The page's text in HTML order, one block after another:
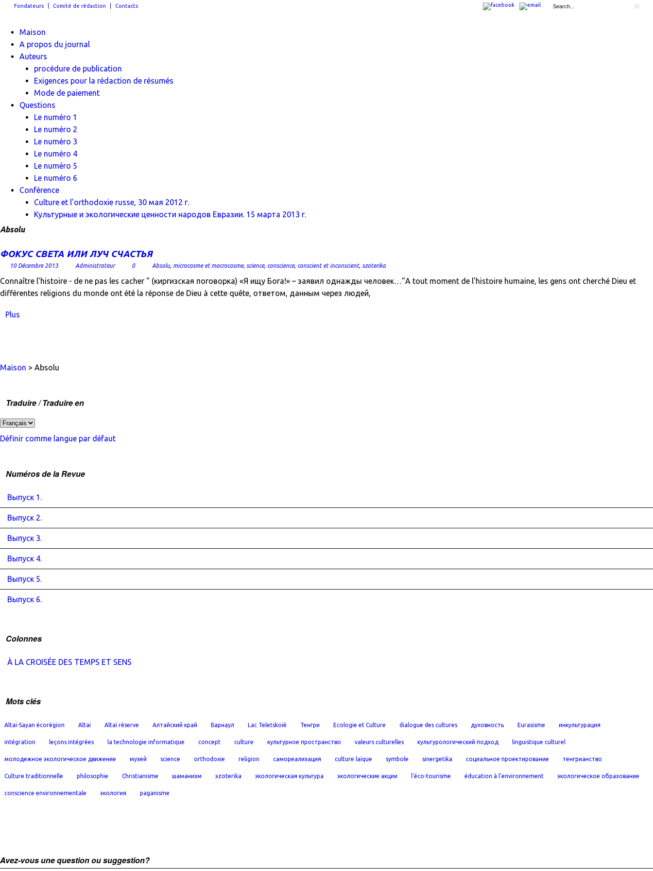
Fondateurs Comité de rédaction Contacts
Maison
A propos du journal
Auteurs
procédure de publication
Exigences pour la rédaction de résumés
Mode de paiement
Questions
Le numéro 1
Le numéro 2
Le numéro 3
Le numéro 4
Le numéro 5
Le numéro 6
Conférence
Culture et l'orthodoxie russe, 30 мая 2012 г.
Культурные и экологические ценности народов Евразии. 15 марта 2013 г.
Absolu
ФОКУС СВЕТА ИЛИ ЛУЧ СЧАСТЬЯ
10 Décembre 2013 Administrateur 0 Absolu, microcosme et macrocosme, science, conscience, conscient et inconscient, эzoterika
Connaître l'histoire - de ne pas les cacher " (киргизская поговорка) «Я ищу Бога!» – заявил однажды человек…"A tout moment de l'histoire humaine, les gens ont cherché Dieu et
différentes religions du monde ont été la réponse de Dieu à cette quête, ответом, данным через людей,
Plus
Maison > Absolu
Traduire / Traduire en
Définir comme langue par défaut
Numéros de la Revue
Выпуск 1.
Выпуск 2.
Выпуск 3.
Выпуск 4.
Выпуск 5.
Выпуск 6.
Colonnes
À LA CROISÉE DES TEMPS ET SENS
Mots clés
Altaï-Sayan écorégion Altaï Altaï réserve Алтайский край Барнаул Lac Teletskoïé Тенгри Ecologie et Culture dialogue des cultures духовность Eurasisme инкультурация
intégration leçons intégrées la technologie informatique concept culture культурное пространство valeurs culturelles культурологический подход linguistique culturel
молодежное экологическое движение музей science orthodoxie religion самореализация culture laïque symbole sinergetika социальное проектирование тенгрианство
Culture traditionnelle philosophie Christianisme шаманизм эzoterika экологическая культура экологические акции l'éco-tourisme éducation à l'environnement экологическое образование
conscience environnementale экология paganisme
Avez-vous une question ou suggestion?